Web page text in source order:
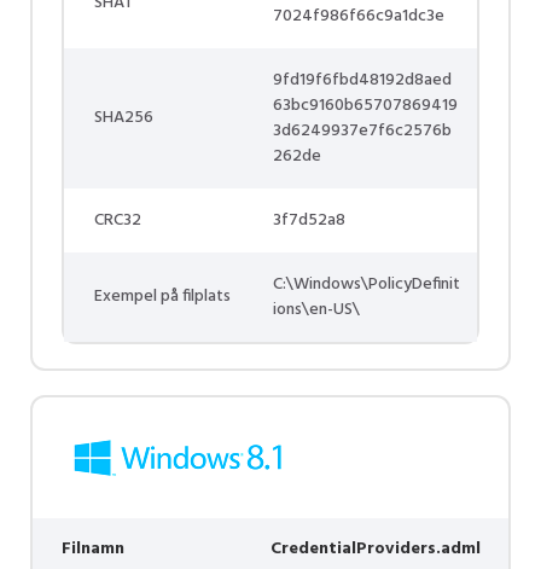
7024f986f66c9a1dc3e
SHA256
9fd19f6fbd48192d8aed
63bc9160b65707869419
3d6249937e7f6c2576b
262de
CRC32 3f7d52a8
Exempel på filplats
C:\Windows\PolicyDefinit
ions\en-US\
Filnamn CredentialProviders.adml